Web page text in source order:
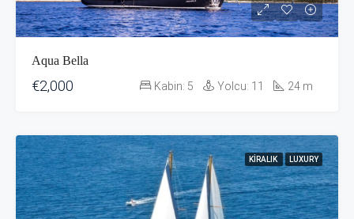
Aqua Bella
€2,000 Kabin: 5 Yolcu: 11 24 m
KIRALIK LUXURY